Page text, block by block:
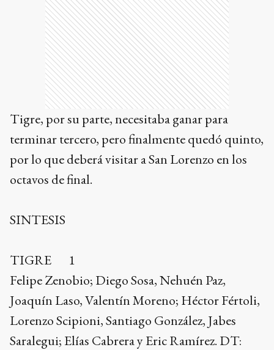
Tigre, por su parte, necesitaba ganar para
terminar tercero, pero finalmente quedó quinto,
por lo que deberá visitar a San Lorenzo en los
octavos de final.
SINTESIS
TIGRE 1
Felipe Zenobio; Diego Sosa, Nehuén Paz,
Joaquín Laso, Valentín Moreno; Héctor Fértoli,
Lorenzo Scipioni, Santiago González, Jabes
Saralegui; Elías Cabrera y Eric Ramírez. DT: